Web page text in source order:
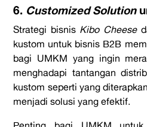
6. Customized Solution
Strategi bisnis Kibo Cheese
kustom untuk bisnis B2B
bagi UMKM yang ingin
menghadapi tantangan
kustom seperti yang
menjadi solusi yang efektif.